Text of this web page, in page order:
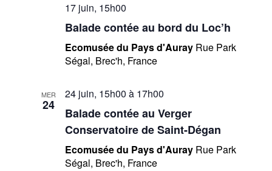
17 juin, 15h00
Balade contée au bord du Loc’h
Ecomusée du Pays d'Auray Rue Park
Ségal, Brec'h, France
MER
24
24 juin, 15h00 à 17h00
Balade contée au Verger
Conservatoire de Saint-Dégan
Ecomusée du Pays d'Auray Rue Park
Ségal, Brec'h, France